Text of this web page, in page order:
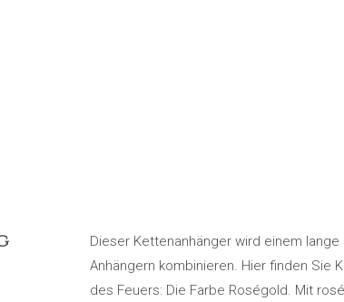
Dieser Kettenanhänger wird einem
Anhängern kombinieren. Hier finden Sie
des Feuers: Die Farbe Roségold. Mit